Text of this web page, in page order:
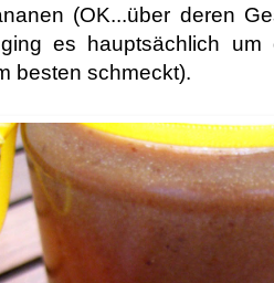
(OK...über deren
es hauptsächlich um
besten schmeckt).